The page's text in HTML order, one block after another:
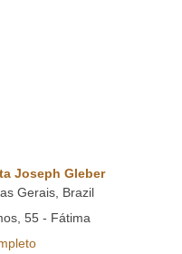
Joseph Gleber
Gerais, Brazil
55 - Fátima